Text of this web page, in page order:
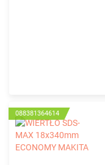
088381364614